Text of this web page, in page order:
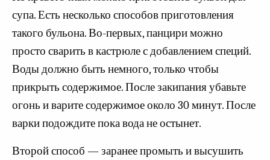
супа. Есть несколько способов приготовления
такого бульона. Во-первых, панцири можно
просто сварить в кастрюле с добавлением специй.
Воды должно быть немного, только чтобы
прикрыть содержимое. После закипания убавьте
огонь и варите содержимое около 30 минут. После
варки подождите пока вода не остынет.
Второй способ — заранее промыть и высушить